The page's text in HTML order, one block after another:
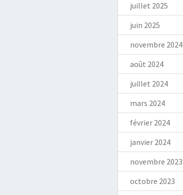
juillet 2025
juin 2025
novembre 2024
août 2024
juillet 2024
mars 2024
février 2024
janvier 2024
novembre 2023
octobre 2023